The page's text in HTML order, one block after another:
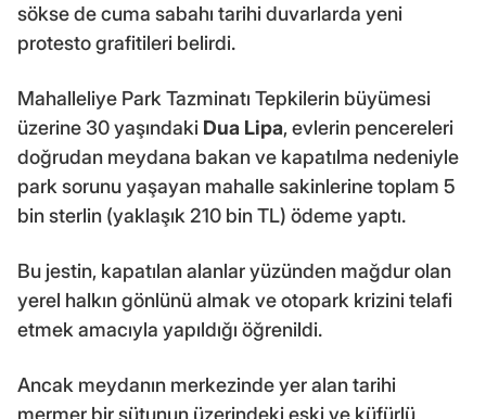
sökse de cuma sabahı tarihi duvarlarda yeni
protesto grafitileri belirdi.
Mahalleliye Park Tazminatı Tepkilerin büyümesi
üzerine 30 yaşındaki Dua Lipa, evlerin pencereleri
doğrudan meydana bakan ve kapatılma nedeniyle
park sorunu yaşayan mahalle sakinlerine toplam 5
bin sterlin (yaklaşık 210 bin TL) ödeme yaptı.
Bu jestin, kapatılan alanlar yüzünden mağdur olan
yerel halkın gönlünü almak ve otopark krizini telafi
etmek amacıyla yapıldığı öğrenildi.
Ancak meydanın merkezinde yer alan tarihi